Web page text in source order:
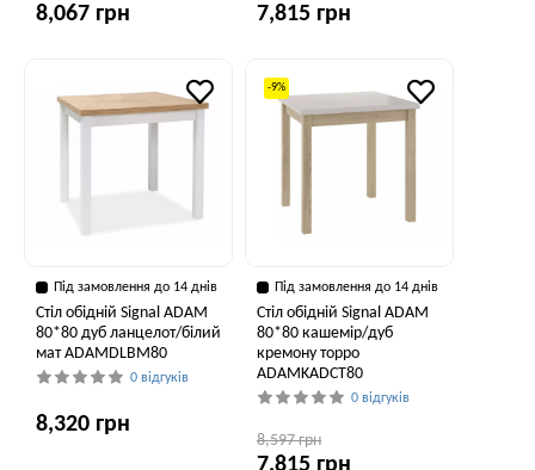
8,067 грн 7,815 грн
Під замовлення до 14 днів
Стіл обідній Signal ADAM
80*80 дуб ланцелот/білий
мат ADAMDLBM80
0 відгуків
8,320 грн
-9%
Під замовлення до 14 днів
Стіл обідній Signal ADAM
80*80 кашемір/дуб
кремону торро
ADAMKADCT80
0 відгуків
8,597 грн
7,815 грн